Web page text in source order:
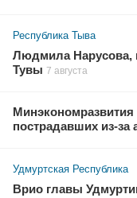
Республика Тыва
Людмила Нарусова,
Тувы 7 августа
пострадавших из-за
Удмуртская Республика
Врио главы